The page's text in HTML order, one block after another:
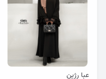
عبا رژین